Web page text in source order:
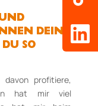
DEIN
SO
profitiere,
hat mir viel